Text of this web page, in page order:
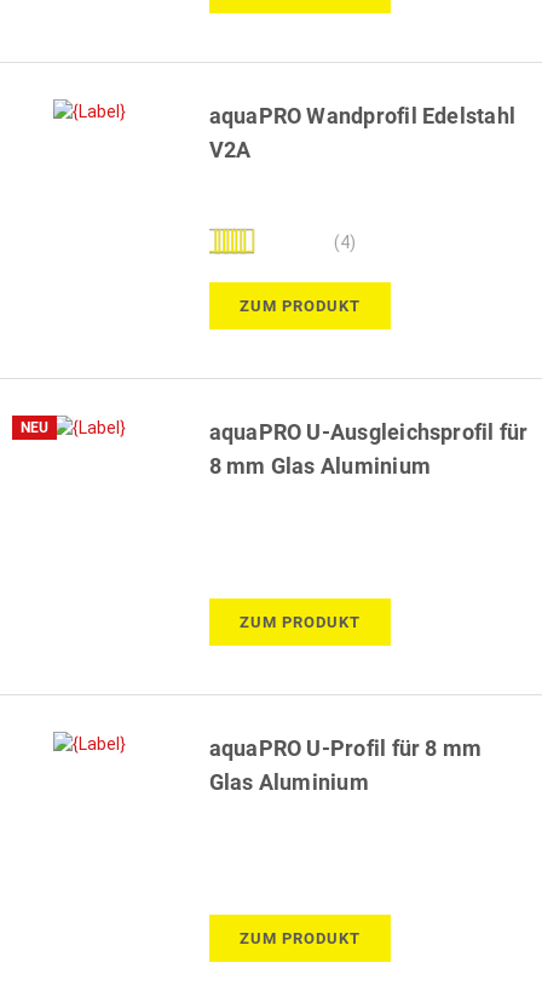
aquaPRO Wandprofil Edelstahl
V2A
Bewertung: (4)
ZUM PRODUKT
NEU
aquaPRO U-Ausgleichsprofil für
8 mm Glas Aluminium
ZUM PRODUKT
aquaPRO U-Profil für 8 mm
Glas Aluminium
ZUM PRODUKT